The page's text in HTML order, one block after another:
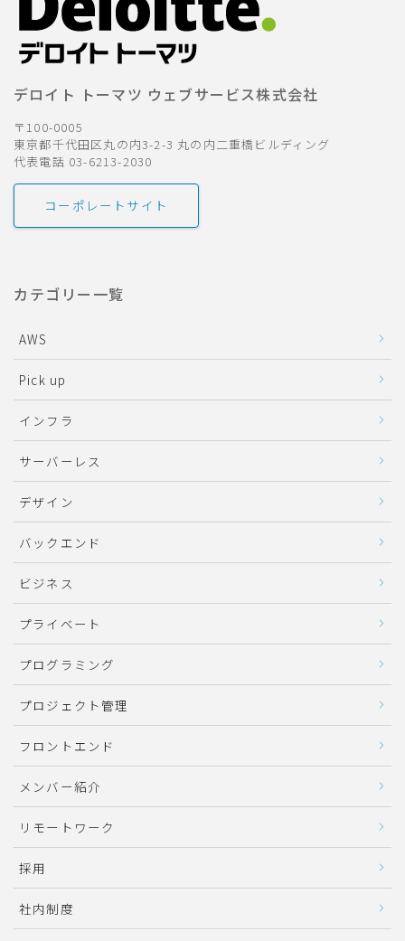
デロイト トーマツ ウェブサービス株式会社
〒100-0005
東京都千代田区丸の内3-2-3 丸の内二重橋ビルディング
代表電話 03-6213-2030
コーポレートサイト
カテゴリー一覧
AWS
Pick up
インフラ
サーバーレス
デザイン
バックエンド
ビジネス
プライベート
プログラミング
プロジェクト管理
フロントエンド
メンバー紹介
リモートワーク
採用
社内制度